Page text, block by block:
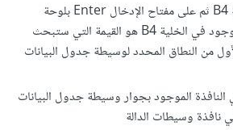
نضغط على الخلية B4 ثم على مفتاح الإدخال Enter بلوحة
المفاتيح. الرمز الموجود في الخلية B4 هو القيمة التي ستبحث
من النطاق المحدد لوسيطة جدول البيانات
الموجود بجوار وسيطة جدول البيانات